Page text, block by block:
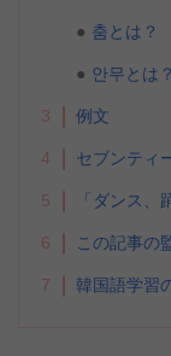
춤とは？
안무とは？
3 例文
4 セブンティ
5 「ダンス
6 この記事の
7 韓国語学習